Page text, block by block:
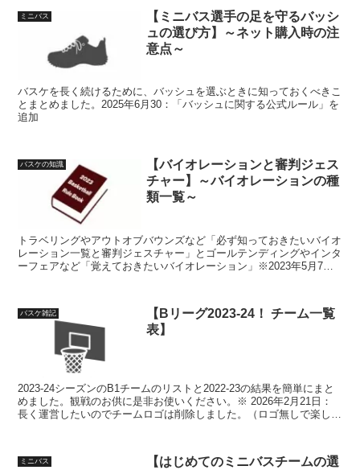
ミニバス
【ミニバス選手の足を守るバッシ
ュの選び方】～ネット購入時の注
意点～
バスケを長く続けるために、バッシュを選ぶときに知っておくべきこ
とまとめました。2025年6月30：「バッシュに関する公式ルール」を
追加
バスケの知識
【バイオレーションと審判ジェス
チャー】～バイオレーションの種
類一覧～
トラベリングやアウトオブバウンズなど「必ず知っておきたいバイオ
レーション一覧と審判ジェスチャー」とゴールテンディングやインタ
ーフェアなど「覚えておきたいバイオレーション」※2023年5月7
バスケ雑記
【Bリーグ2023-24！ チーム一覧
表】
2023-24シーズンのB1チームのリストと2022-23の結果を簡単にまと
めました。観戦のお供に是非お使いください。※ 2026年2月21日：
長く運営したいのでチームロゴは削除しました。（ロゴ無しで楽しめ
ミニバス
【はじめてのミニバスチームの選